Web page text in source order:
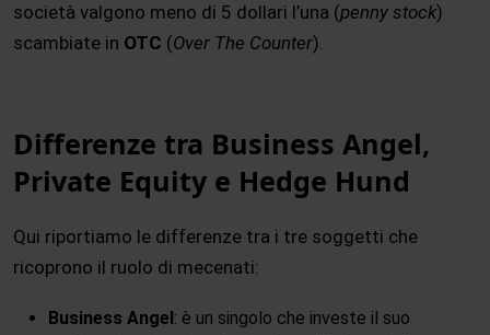
società valgono meno di 5 dollari l’una (penny stock)
scambiate in OTC (Over The Counter).
Differenze tra Business Angel,
Private Equity e Hedge Hund
Qui riportiamo le differenze tra i tre soggetti che
ricoprono il ruolo di mecenati:
Business Angel: è un singolo che investe il suo